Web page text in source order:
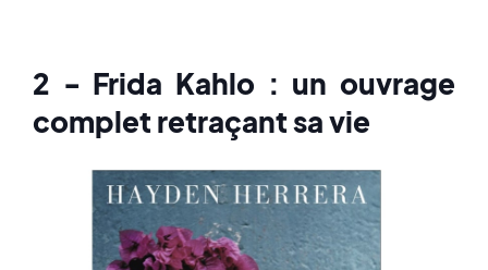
2 - Frida Kahlo : un ouvrage
complet retraçant sa vie